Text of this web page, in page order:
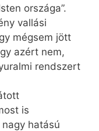
országa”.
vallási
mégsem jött
azért nem,
rendszert
is
hatású